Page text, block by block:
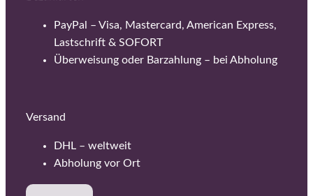
PayPal – Visa, Mastercard, American Express,
Lastschrift & SOFORT
Überweisung oder Barzahlung – bei Abholung
Versand
DHL – weltweit
Abholung vor Ort